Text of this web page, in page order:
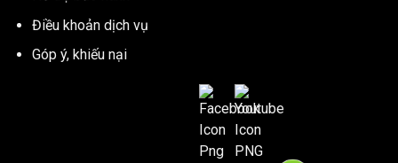
Điều khoản dịch vụ
Góp ý, khiếu nại